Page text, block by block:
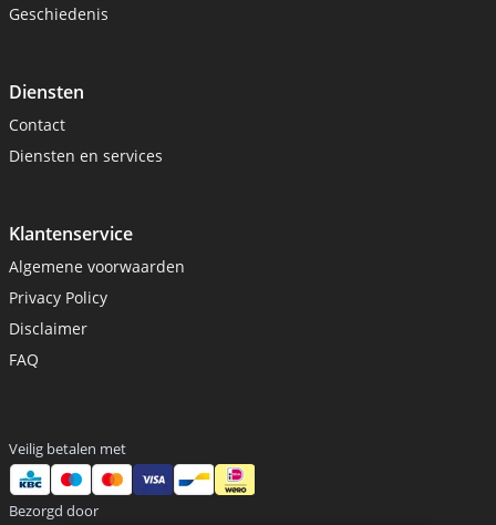
Geschiedenis
Diensten
Contact
Diensten en services
Klantenservice
Algemene voorwaarden
Privacy Policy
Disclaimer
FAQ
Veilig betalen met
Bezorgd door